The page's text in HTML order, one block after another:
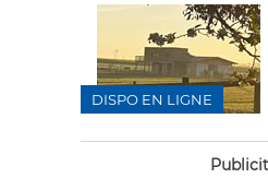
DISPO EN LIGNE